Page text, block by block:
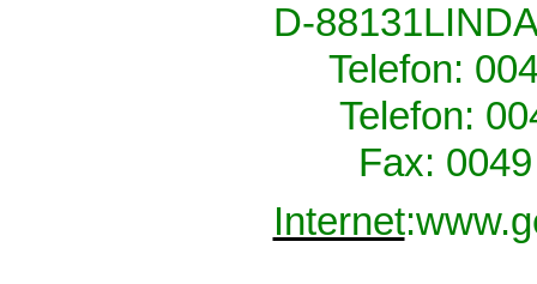
D-
Telefon:
Telefon:
Fax:
Internet:www.